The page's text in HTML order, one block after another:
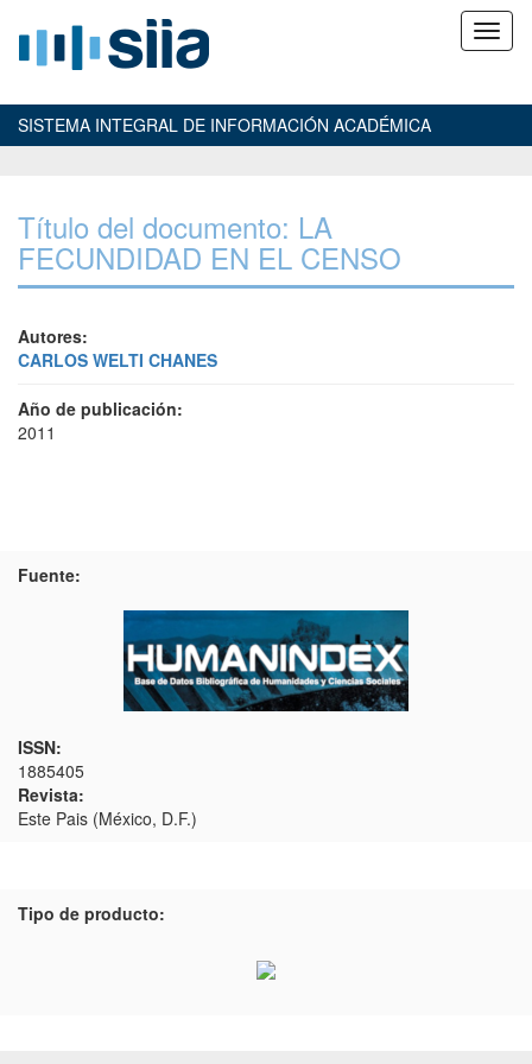
SISTEMA INTEGRAL DE INFORMACIÓN ACADÉMICA
Título del documento: LA
FECUNDIDAD EN EL CENSO
Autores:
CARLOS WELTI CHANES
Año de publicación:
2011
Fuente:
ISSN:
1885405
Revista:
Este Pais (México, D.F.)
Tipo de producto: